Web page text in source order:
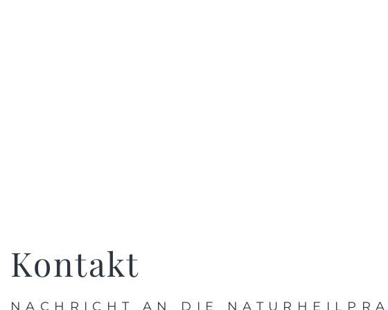
Kontakt
NACHRICHT AN DIE